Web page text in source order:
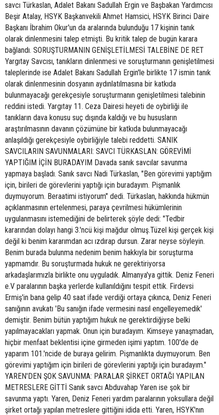
savcı Türkaslan, Adalet Bakanı Sadullah Ergin ve Başbakan Yardımcısı
Beşir Atalay, HSYK Başkanvekili Ahmet Hamsici, HSYK Birinci Daire
Başkanı İbrahim Okur'un da aralarında bulunduğu 17 kişinin tanık
olarak dinlenmesini talep etmişti. Bu kritik talep de bugün karara
bağlandı. SORUŞTURMANIN GENİŞLETİLMESİ TALEBİNE DE RET
Yargıtay Savcısı, tanıkların dinlenmesi ve soruşturmanın genişletilmesi
taleplerinde ise Adalet Bakanı Sadullah Ergin'le birlikte 17 ismin tanık
olarak dinlenmesinin dosyanın aydınlatılmasına bir katkıda
bulunmayacağı gerekçesiyle soruşturmanın genişletilmesi talebinin
reddini istedi. Yargıtay 11. Ceza Dairesi heyeti de oybirliği ile
tanıkların dava konusu suç dışında kaldığı ve bu hususların
araştırılmasının davanın çözümüne bir katkıda bulunmayacağı
anlaşıldığı gerekçesiyle oybirliğiyle talebi reddetti. SANIK
SAVCILARIN SAVUNMALARI: SAVCI TÜRKASLAN: GÖREVİMİ
YAPTIĞIM İÇİN BURADAYIM Davada sanık savcılar savunma
yapmaya başladı. Sanık savcı Nadi Türkaslan, "Ben görevimi yaptığım
için, birileri de görevlerini yaptığı için buradayım. Pişmanlık
duymuyorum. Beraatimi istiyorum" dedi. Türkaslan, hakkında hükmün
açıklanmasının ertelenmesi, paraya çevrilmesi hükümlerinin
uygulanmasını istemediğini de belirterek şöyle dedi: "Tedbir
kararından dolayı hangi 3.'ncü kişi mağdur olmuş.Tüzel kişi gerçek kişi
değil ki benim kararımdan acı ızdırap dursun. Zarar neyse söyleyin.
Benim burada bulunma nedenim benim hakkıyla bir soruşturma
yapmamdır. Bu soruşturmada hukuk ne gerektiriyorsa
arkadaşlarımızla birlikte onu uyguladık. Almanya'ya gittik. Deniz Feneri
e.V paralarının başka yerlerde kullanıldığını tespit ettik. Firdevsi
Ermiş'in bana gelip 40 saat ifade verdiği ortaya çıkınca, Deniz Feneri
sanığının avukatı 'Bu sanığın ifade vermesini nasıl engelleyemedik'
demiştir. Benim bütün yaptığım hukuk ne gerektirdiğiyse belki
yapılmayacakları yapmak. Onun için buradayım. Kimseye yanaşmadan,
hiçbir menfaat beklentisi içine girmeden işimi yaptım. 100'de de
yaparım 101.'ncide de buraya gelirim. Pişmanlıkta duymuyorum. Ben
görevimi yaptığım için birileri de görevlerini yaptığı için buradayım."
YAREN'DEN ŞOK SAVUNMA: PARALAR ŞİRKET ORTAĞI YAPILAN
METRESLERE GİTTİ Sanık savcı Abduvahap Yaren ise şok bir
savunma yaptı. Yaren, Deniz Feneri yardım paralarının yoksullara değil
şirket ortağı yapılan metreslere gittiğini idida etti. Yaren, HSYK'nın